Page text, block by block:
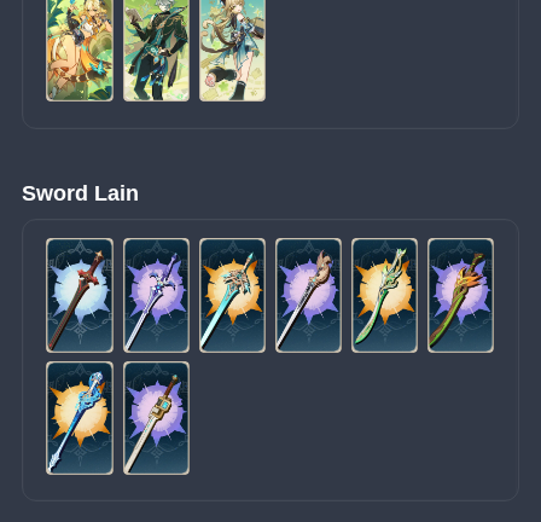
Sword Lain